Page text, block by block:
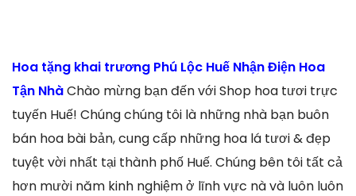
Hoa tặng khai trương Phú Lộc Huế Nhận Điện Hoa
Tận NhàChào mừng bạn đến với Shop hoa tươi trực
tuyến Huế! Chúng chúng tôi là những nhà bạn buôn
bán hoa bài bản, cung cấp những hoa lá tươi & đẹp
tuyệt vời nhất tại thành phố Huế. Chúng bên tôi tất cả
hơn mười năm kinh nghiệm ở lĩnh vực nà và luôn luôn